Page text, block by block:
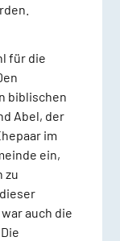
für die
biblischen
Abel, der
im
ein,
zu
auch die